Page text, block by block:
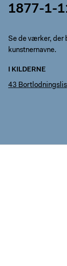
1877-1-
Se de værker, der
kunstnernavne.
I KILDERNE
43